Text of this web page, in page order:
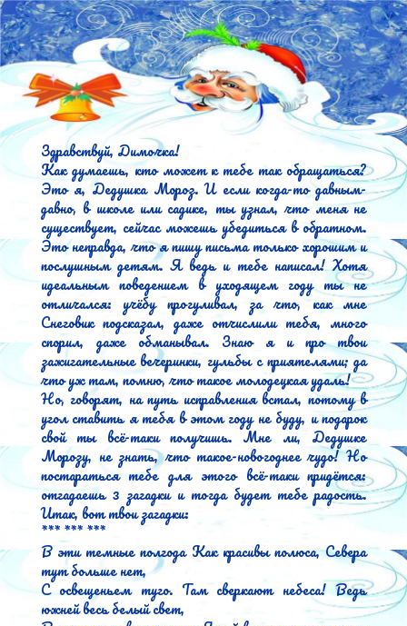
Здравствуй, Димочка!
Как думаешь, кто может к тебе так обращаться?
Это я, Дедушка Мороз. И если когда-то давным-
давно, в школе или садике, ты узнал, что меня не
существует, сейчас можешь убедиться в обратном.
Это неправда, что я пишу письма только хорошим и
послушным детям. Я ведь и тебе написал! Хотя
идеальным поведением в уходящем году ты не
отличался: учёбу прогуливал, за что, как мне
Снеговик подсказал, даже отчислили тебя, много
спорил, даже обманывал. Знаю я и про твои
зажигательные вечеринки, гульбы с приятелями; да
что уж там, помню, что такое молодецкая удаль!
Но, говорят, на путь исправления встал, потому в
угол ставить я тебя в этом году не буду, и подарок
свой ты всё-таки получишь. Мне ли, Дедушке
Морозу, не знать, что такое-новогоднее чудо! Но
постараться тебе для этого всё-таки придётся:
отгадаешь 3 загадки и тогда будет тебе радость.
Итак, вот твои загадки:
*** *** ***
В эти темные полгода Как красивы полюса, Севера
тут больше нет,
С освещеньем туго. Там сверкают небеса! Ведь
южней весь белый свет,